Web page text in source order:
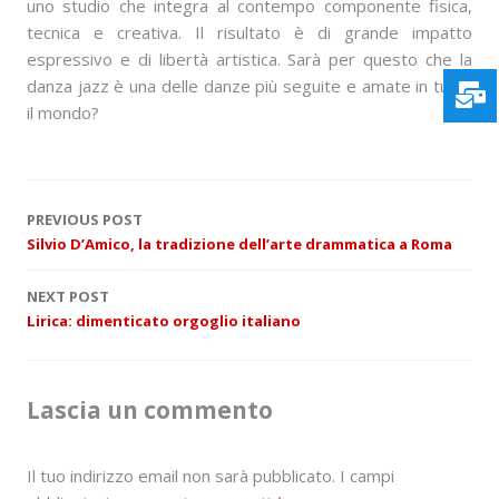
uno studio che integra al contempo componente fisica,
tecnica e creativa. Il risultato è di grande impatto
espressivo e di libertà artistica. Sarà per questo che la
danza jazz è una delle danze più seguite e amate in tutto
il mondo?
P
s
n
PREVIOUS POST
Silvio D’Amico, la tradizione dell’arte drammatica a Roma
NEXT POST
Lirica: dimenticato orgoglio italiano
Lascia un commento
Il tuo indirizzo email non sarà pubblicato. I campi